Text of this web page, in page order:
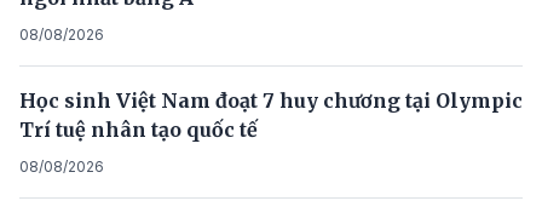
08/08/2026
Học sinh Việt Nam đoạt 7 huy chương tại Olympic
Trí tuệ nhân tạo quốc tế
08/08/2026